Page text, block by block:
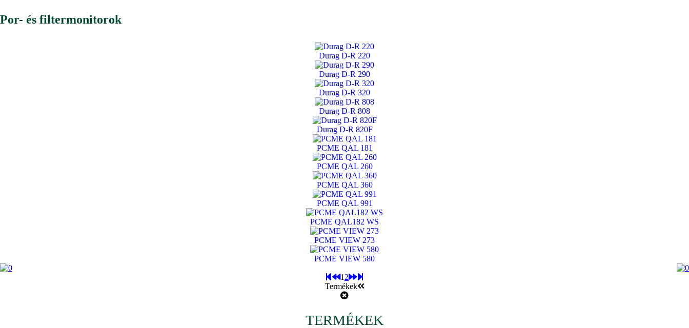
Por- és filtermonitorok
Durag D-R 220
Durag D-R 290
Durag D-R 320
Durag D-R 808
Durag D-R 820F
PCME QAL 181
PCME QAL 260
PCME QAL 360
PCME QAL 991
PCME QAL182 WS
PCME VIEW 273
PCME VIEW 580
1 2
Termékek
TERMÉKEK